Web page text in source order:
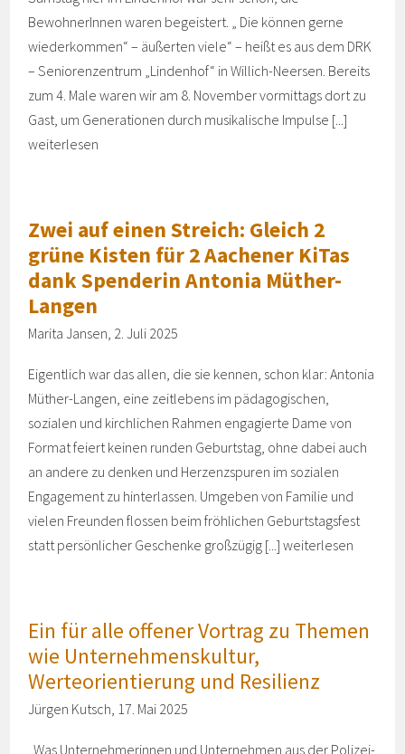
BewohnerInnen waren begeistert. „ Die können gerne
wiederkommen“ – äußerten viele“ – heißt es aus dem DRK
– Seniorenzentrum „Lindenhof“ in Willich-Neersen. Bereits
zum 4. Male waren wir am 8. November vormittags dort zu
Gast, um Generationen durch musikalische Impulse [...]
weiterlesen
Zwei auf einen Streich: Gleich 2
grüne Kisten für 2 Aachener KiTas
dank Spenderin Antonia Müther-
Langen
Marita Jansen, 2. Juli 2025
Eigentlich war das allen, die sie kennen, schon klar: Antonia
Müther-Langen, eine zeitlebens im pädagogischen,
sozialen und kirchlichen Rahmen engagierte Dame von
Format feiert keinen runden Geburtstag, ohne dabei auch
an andere zu denken und Herzenzspuren im sozialen
Engagement zu hinterlassen. Umgeben von Familie und
vielen Freunden flossen beim fröhlichen Geburtstagsfest
statt persönlicher Geschenke großzügig [...]weiterlesen
Ein für alle offener Vortrag zu Themen
wie Unternehmenskultur,
Werteorientierung und Resilienz
Jürgen Kutsch, 17. Mai 2025
„Was Unternehmerinnen und Unternehmen aus der Polizei-